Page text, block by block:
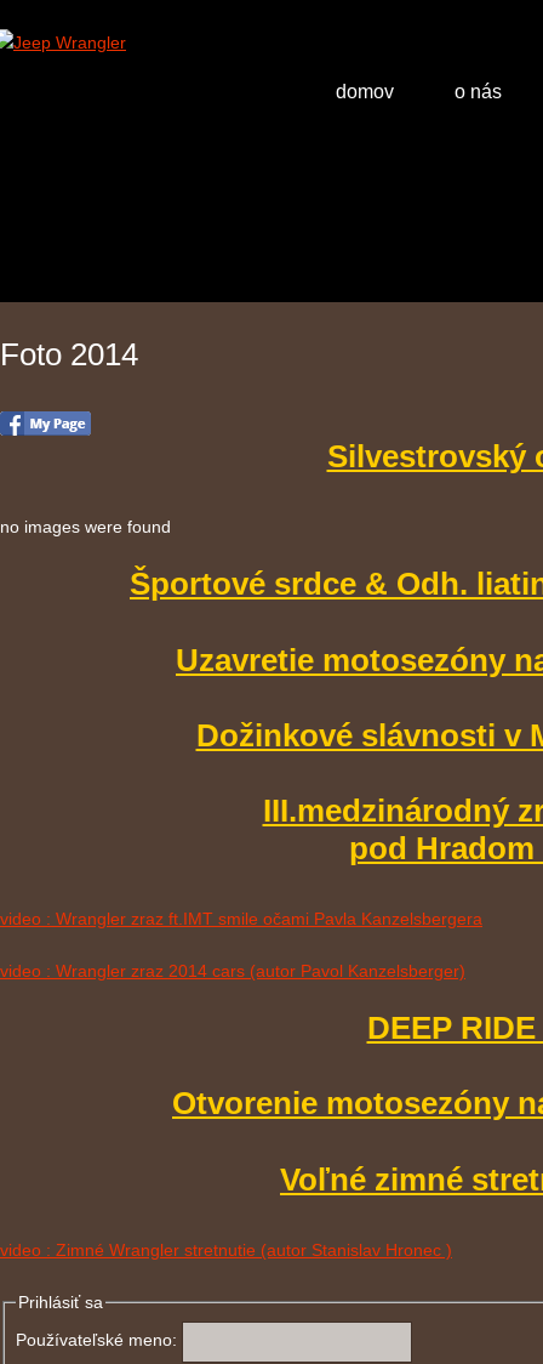
domov o nás
Foto 2014
Silvestrovský
no images were found
Športové srdce & Odh.
Uzavretie motosezóny
Dožinkové slávnosti v
III.medzinárodný
pod Hradom
video : Wrangler zraz ft.IMT smile očami Pavla Kanzelsbergera
video : Wrangler zraz 2014 cars (autor Pavol Kanzelsberger)
DEEP
Otvorenie motosezóny
Voľné zimné
video : Zimné Wrangler stretnutie (autor Stanislav Hronec )
Prihlásiť sa
Používateľské meno: